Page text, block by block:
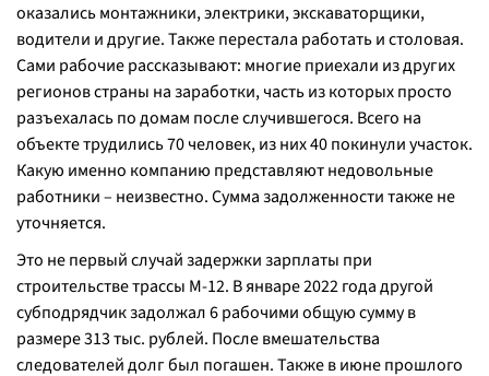
оказались монтажники, электрики, экскаваторщики,
водители и другие. Также перестала работать и столовая.
Сами рабочие рассказывают: многие приехали из других
регионов страны на заработки, часть из которых просто
разъехалась по домам после случившегося. Всего на
объекте трудились 70 человек, из них 40 покинули участок.
Какую именно компанию представляют недовольные
работники – неизвестно. Сумма задолженности также не
уточняется.
Это не первый случай задержки зарплаты при
строительстве трассы М-12. В январе 2022 года другой
субподрядчик задолжал 6 рабочими общую сумму в
размере 313 тыс. рублей. После вмешательства
следователей долг был погашен. Также в июне прошлого